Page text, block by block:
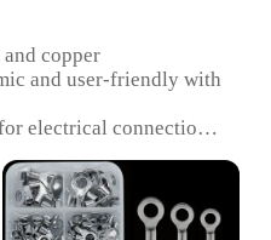
copper
and user-friendly with
electrical connections
for both
settings
Quantity: Available in a